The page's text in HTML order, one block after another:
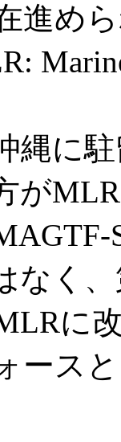
進め
縄に
が
なく
に
ース